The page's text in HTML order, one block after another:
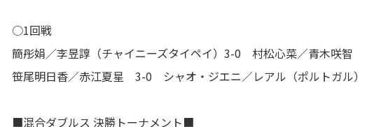
○1回戦
簡彤娟／李昱諄（チャイニーズタイペイ）3-0 村松心菜／青木咲智
笹尾明日香／赤江夏星 3-0 シャオ・ジエニ／レアル（ポルトガル）
■混合ダブルス 決勝トーナメント■